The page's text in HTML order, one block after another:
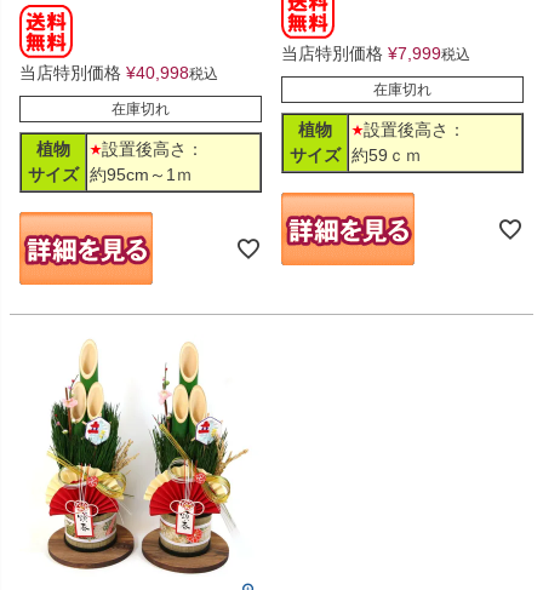
当店特別価格 ¥40,998税込
在庫切れ
植物
サイズ
設置後高さ：
約95cm～1ｍ
当店特別価格 ¥7,999税込
在庫切れ
植物
サイズ
設置後高さ：
約59ｃｍ